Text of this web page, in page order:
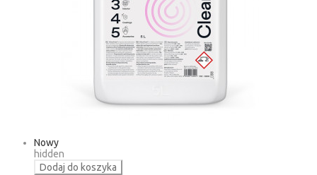
Nowy
hidden
Dodaj do koszyka